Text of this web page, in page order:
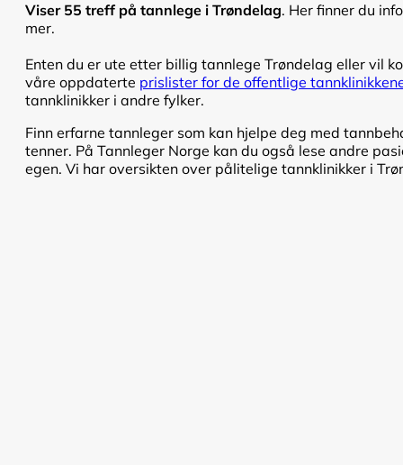
Viser 55 treff på tannlege i Trøndelag. Her finner du
mer.
Enten du er ute etter billig tannlege Trøndelag eller vil
våre oppdaterte prislister for de offentlige
tannklinikker i andre fylker.
Finn erfarne tannleger som kan hjelpe deg med
tenner. På Tannleger Norge kan du også lese andre
egen. Vi har oversikten over pålitelige tannklinikker i